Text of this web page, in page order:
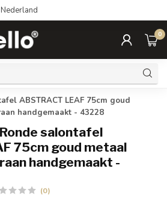
0
ABSTRACT LEAF 75cm goud
handgemaakt - 43228
salontafel
75cm goud metaal
handgemaakt -
(0)